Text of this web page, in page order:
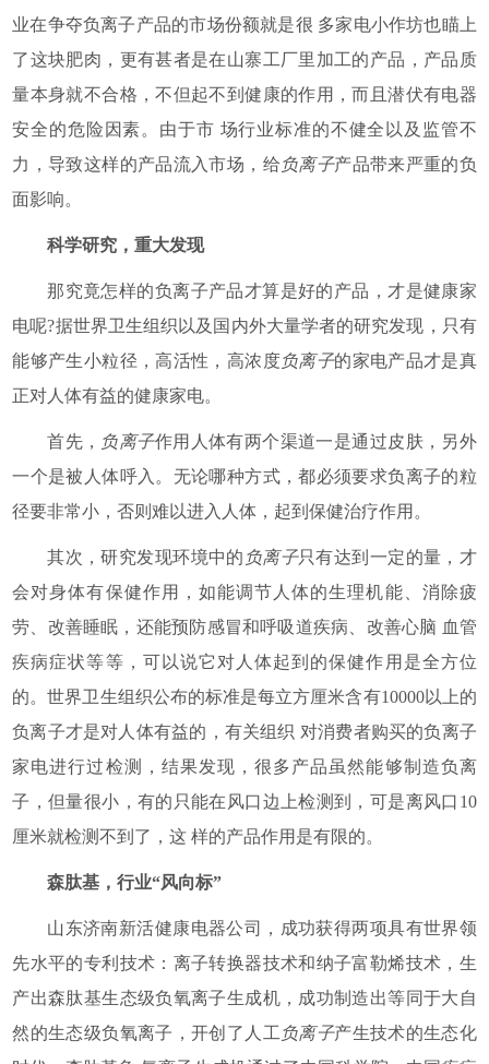
业在争夺负离子产品的市场份额就是很 多家电小作坊也瞄上
了这块肥肉，更有甚者是在山寨工厂里加工的产品，产品质
量本身就不合格，不但起不到健康的作用，而且潜伏有电器
安全的危险因素。由于市 场行业标准的不健全以及监管不
力，导致这样的产品流入市场，给负离子产品带来严重的负
面影响。
科学研究，重大发现
那究竟怎样的负离子产品才算是好的产品，才是健康家
电呢?据世界卫生组织以及国内外大量学者的研究发现，只有
能够产生小粒径，高活性，高浓度负离子的家电产品才是真
正对人体有益的健康家电。
首先， 负离子作用人体有两个渠道一是通过皮肤，另外
一个是被人体呼入。无论哪种方式，都必须要求负离子的粒
径要非常小，否则难以进入人体，起到保健治疗作用。
其次，研究发现环境中的 负离子只有达到一定的量，才
会对身体有保健作用，如能调节人体的生理机能、消除疲
劳、改善睡眠，还能预防感冒和呼吸道疾病、改善心脑 血管
疾病症状等等，可以说它对人体起到的保健作用是全方位
的。世界卫生组织公布的标准是每立方厘米含有10000以上的
负离子才是对人体有益的，有关组织 对消费者购买的负离子
家电进行过检测，结果发现，很多产品虽然能够制造负离
子，但量很小，有的只能在风口边上检测到，可是离风口10
厘米就检测不到了，这 样的产品作用是有限的。
森肽基，行业“风向标”
山东济南新活健康电器公司，成功获得两项具有世界领
先水平的专利技术：离子转换器技术和纳子富勒烯技术，生
产出森肽基生态级负氧离子生成机，成功制造出等同于大自
然的生态级负氧离子，开创了人工 负离子产生技术的生态化